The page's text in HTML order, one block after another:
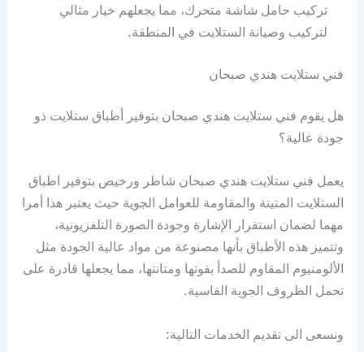
تركيب حامل شاشة متحرك، مما يجعلهم خیار مثالي
لتركيب وصيانة الستلايت في المنطقة.
فني ستلايت هندي صبحان
هل يقوم فني ستلايت هندي صبحان بتوفير أطباق ستلايت ذو
جودة عالية؟
يعمل فني ستلايت هندي صبحان شاطر ورخيص بتوفير اطباق
الستلايت المتينة والمقاومة للعوامل الجوية حيث يعتبر هذا أمرا
مهما لضمان استقرار الإشارة وجودة الصورة التلفزيونية،
وتتميز هذه الأطباق بأنها مصنوعة من مواد عالية الجودة مثل
الألومنيوم المقاوم للصدأ بقوتها ومتانتها، مما يجعلها قادرة على
تحمل الظروف الجوية القاسية.
ونسعى الى تقديم الخدمات التالية: